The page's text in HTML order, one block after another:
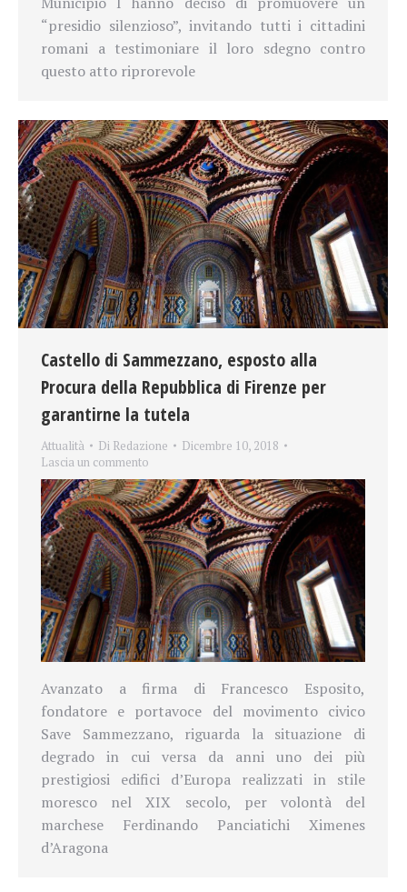
“presidio silenzioso”, invitando tutti i cittadini
romani a testimoniare il loro sdegno contro
questo atto riprorevole
Castello di Sammezzano, esposto alla
Procura della Repubblica di Firenze per
garantirne la tutela
Attualità Di Redazione
Dicembre 10, 2018
Lascia un commento
Avanzato a firma di Francesco Esposito,
fondatore e portavoce del movimento civico
Save Sammezzano, riguarda la situazione di
degrado in cui versa da anni uno dei più
prestigiosi edifici d’Europa realizzati in stile
moresco nel XIX secolo, per volontà del
marchese Ferdinando Panciatichi Ximenes
d’Aragona